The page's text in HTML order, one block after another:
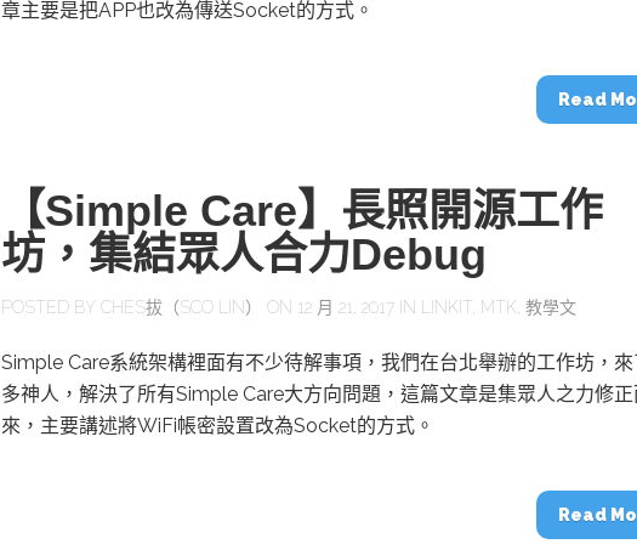
章主要是把APP也改為傳送Socket的方式。
Read
【Simple Care】長照開源工作
坊，集結眾人合力Debug
POSTED BY CHES拔（SCO LIN） ON 12 月 21, 2017 IN LINKIT MTK 教學文
Simple Care系統架構裡面有不少待解事項，我們在台北舉辦的工作坊，
多神人，解決了所有Simple Care大方向問題，這篇文章是集眾人之力修
來，主要講述將WiFi帳密設置改為Socket的方式。
Read